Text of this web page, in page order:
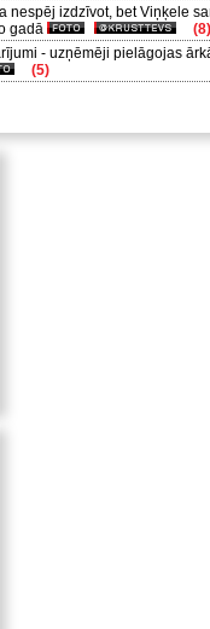
nespēj izdzīvot, bet Viņķele
gadā
(8)
- uzņēmēji pielāgojas
(5)